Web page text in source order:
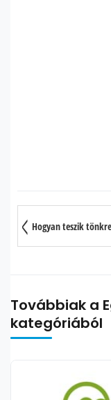
Továbbiak a
kategóriából